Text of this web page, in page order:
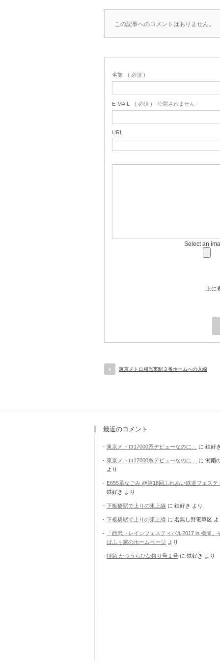
この記事へのコメントはありません。
名前 ( 必須 )
E-MAIL ( 必須 ) - 公開されません -
URL
Select an
上に
東京メトロ和光市駅３番ホームへの入線
最近のコメント
東京メトロ17000系デビューなのに… に 鉄好
東京メトロ17000系デビューなのに… に 湘南
より
E655系なごみ @第18回ふれあい鉄道フェステ
鉄好き より
下板橋駅で上りの東上線 に 鉄好き より
下板橋駅で上りの東上線 に 名無し野電車区
「西武トレインフェスティバル2017 in 横瀬」
ぱふぅ家のホームページ より
特急 かつうらひな祭り号１号 に 鉄好き より